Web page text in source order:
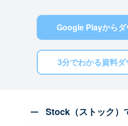
Google Playからダ
3分でわかる資料ダ
Stock（ストック）